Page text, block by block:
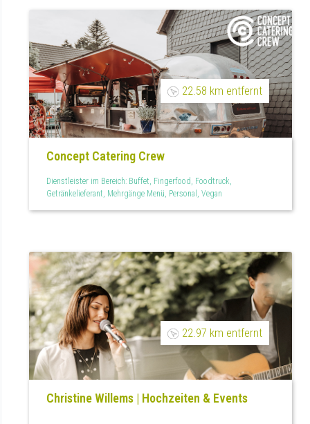
22.58 km entfernt
Concept Catering Crew
Dienstleister im Bereich: Buffet, Fingerfood, Foodtruck,
Getränkelieferant, Mehrgänge Menü, Personal, Vegan
22.97 km entfernt
Christine Willems | Hochzeiten & Events